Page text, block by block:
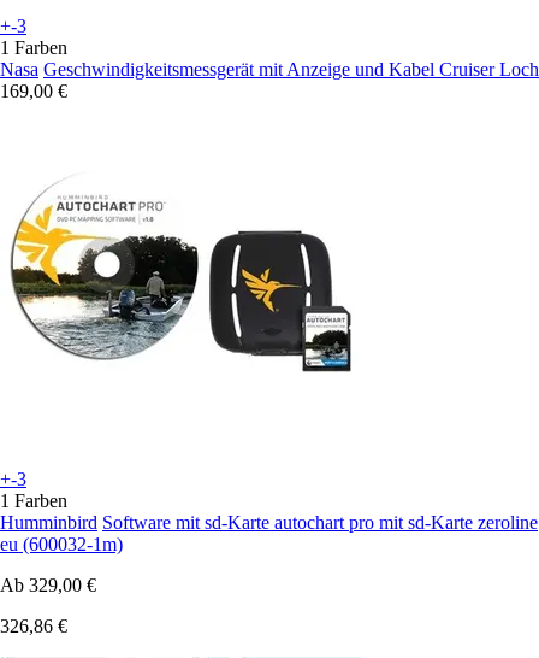
+-3
1 Farben
Nasa Geschwindigkeitsmessgerät mit Anzeige und Kabel Cruiser Loch
169,00 €
+-3
1 Farben
Humminbird Software mit sd-Karte autochart pro mit sd-Karte zeroline
eu (600032-1m)
Ab 329,00 €
326,86 €